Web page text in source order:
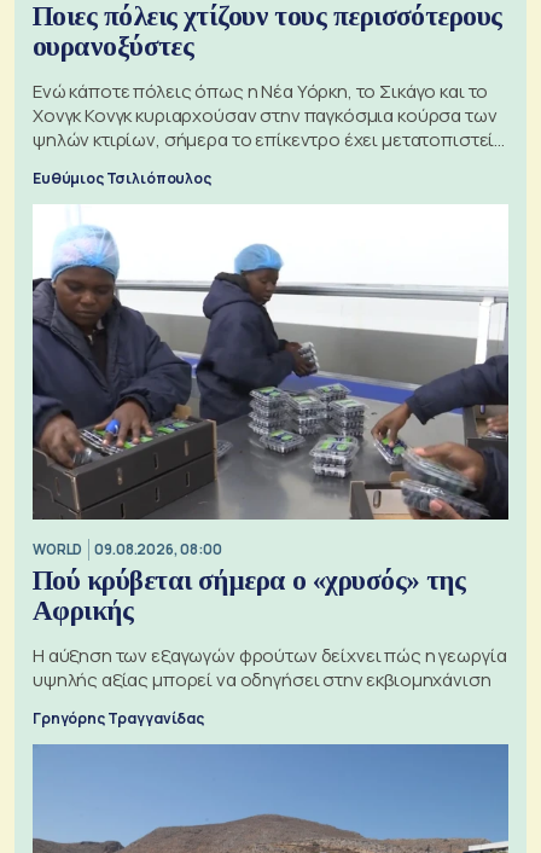
Ποιες πόλεις χτίζουν τους περισσότερους
ουρανοξύστες
Ενώ κάποτε πόλεις όπως η Νέα Υόρκη, το Σικάγο και το
Χονγκ Κονγκ κυριαρχούσαν στην παγκόσμια κούρσα των
ψηλών κτιρίων, σήμερα το επίκεντρο έχει μετατοπιστεί
Ευθύμιος Τσιλιόπουλος
WORLD 09.08.2026, 08:00
Πού κρύβεται σήμερα ο «χρυσός» της
Αφρικής
Η αύξηση των εξαγωγών φρούτων δείχνει πώς η γεωργία
υψηλής αξίας μπορεί να οδηγήσει στην εκβιομηχάνιση
Γρηγόρης Τραγγανίδας